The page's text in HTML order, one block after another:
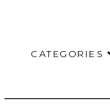
CATEGORIES